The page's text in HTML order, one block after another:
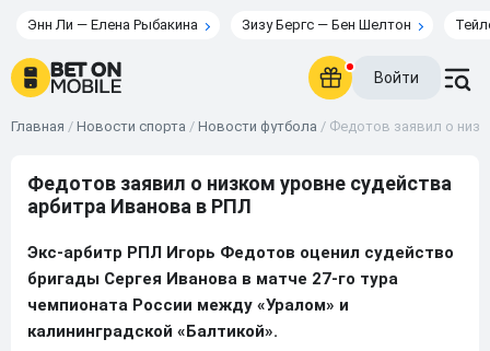
Энн Ли — Елена Рыбакина Зизу Бергс — Бен Шелтон
Войти
Главная / Новости спорта / Новости футбола / Федотов заявил о
Федотов заявил о низком уровне судейства
арбитра Иванова в РПЛ
Экс-арбитр РПЛ Игорь Федотов оценил судейство
бригады Сергея Иванова в матче 27-го тура
чемпионата России между «Уралом» и
калининградской «Балтикой».